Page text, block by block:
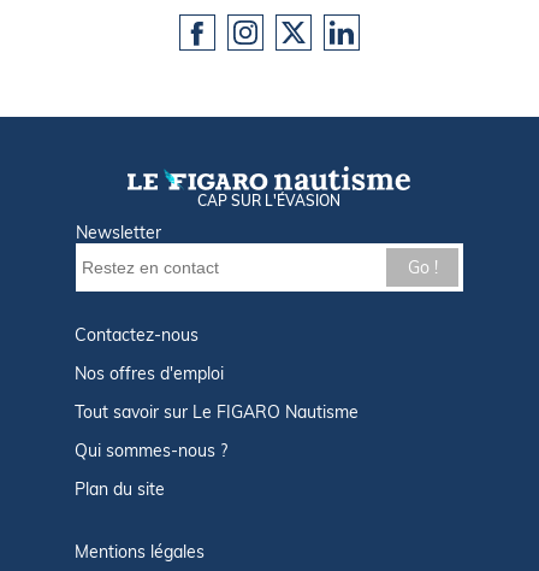
CAP SUR L'ÉVASION
Newsletter
Go !
Contactez-nous
Nos offres d'emploi
Tout savoir sur Le FIGARO Nautisme
Qui sommes-nous ?
Plan du site
Mentions légales